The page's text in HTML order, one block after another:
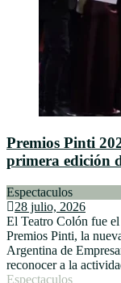
Premios Pinti
primera edición
Espectaculos
28 julio, 2026
El Teatro Colón fue el
Premios Pinti, la
Argentina de
reconocer a la
Espectaculos